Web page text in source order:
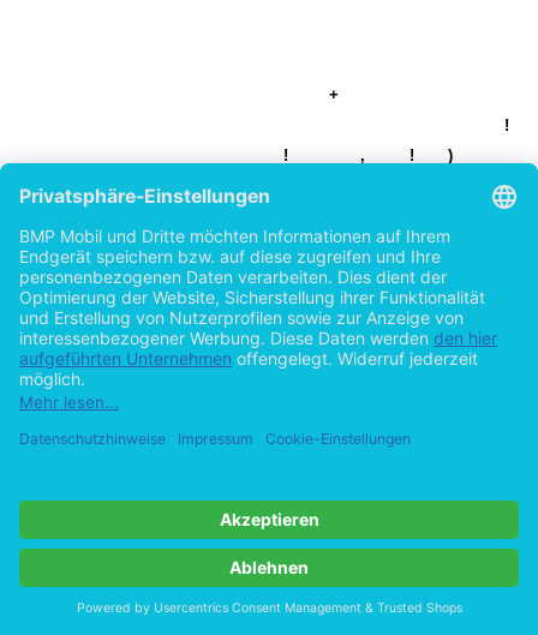
+
!
!
, ! )
*
8
'
+
8
!
8
1 +
7
#
'